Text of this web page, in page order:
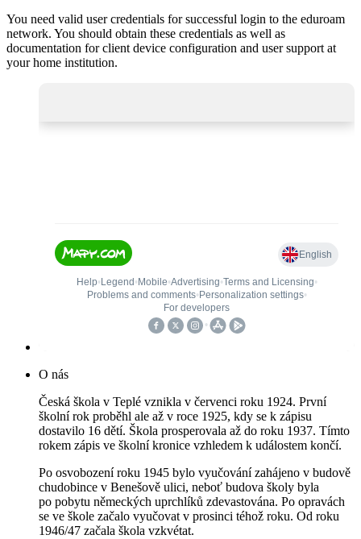
You need valid user credentials for successful login to the eduroam
network. You should obtain these credentials as well as
documentation for client device configuration and user support at
your home institution.
O nás
Česká škola v Teplé vznikla v červenci roku 1924. První
školní rok proběhl ale až v roce 1925, kdy se k zápisu
dostavilo 16 dětí. Škola prosperovala až do roku 1937. Tímto
rokem zápis ve školní kronice vzhledem k událostem končí.
Po osvobození roku 1945 bylo vyučování zahájeno v budově
chudobince v Benešově ulici, neboť budova školy byla
po pobytu německých uprchlíků zdevastována. Po opravách
se ve škole začalo vyučovat v prosinci téhož roku. Od roku
1946/47 začala škola vzkvétat.